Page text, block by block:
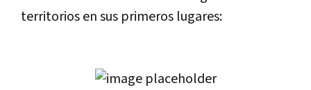
territorios en sus primeros lugares: